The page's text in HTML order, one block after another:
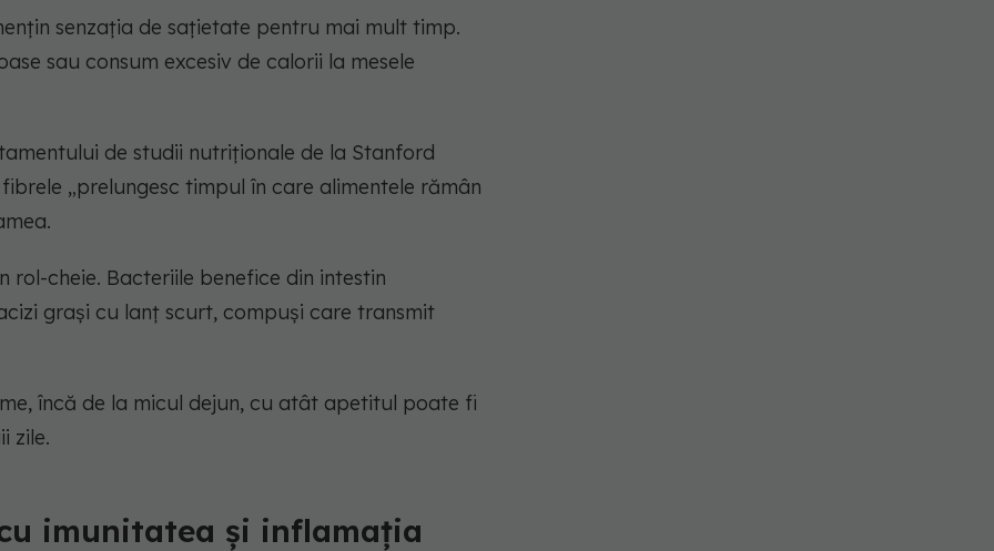
senzația de sațietate pentru mai mult timp.
sau consum excesiv de calorii la mesele
de studii nutriționale de la Stanford
„prelungesc timpul în care alimentele rămân
rol-cheie. Bacteriile benefice din intestin
grași cu lanț scurt, compuși care transmit
încă de la micul dejun, cu atât apetitul poate fi
zile.
imunitatea și inflamația